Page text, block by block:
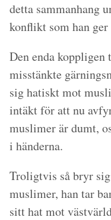
detta sammanhang
konflikt som han
Den enda
misstänkte
sig hatiskt mot
intäkt för att nu
muslimer är dumt,
i händerna.
Troligtvis så bryr
muslimer, han tar
sitt hat mot